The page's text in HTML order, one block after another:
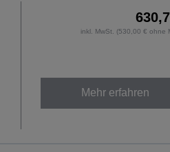
inkl. MwSt. (530,00 € ohne
Mehr erfahren